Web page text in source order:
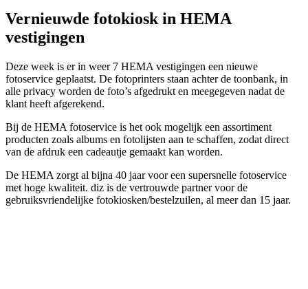
Vernieuwde fotokiosk in HEMA
vestigingen
Deze week is er in weer 7 HEMA vestigingen een nieuwe
fotoservice geplaatst. De fotoprinters staan achter de toonbank, in
alle privacy worden de foto’s afgedrukt en meegegeven nadat de
klant heeft afgerekend.
Bij de HEMA fotoservice is het ook mogelijk een assortiment
producten zoals albums en fotolijsten aan te schaffen, zodat direct
van de afdruk een cadeautje gemaakt kan worden.
De HEMA zorgt al bijna 40 jaar voor een supersnelle fotoservice
met hoge kwaliteit. diz is de vertrouwde partner voor de
gebruiksvriendelijke fotokiosken/bestelzuilen, al meer dan 15 jaar.